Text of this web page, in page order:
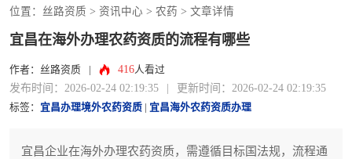
位置： 丝路资质 > 资讯中心 > 农药 > 文章详情
宜昌在海外办理农药资质的流程有哪些
作者：丝路资质 416人看过
发布时间：2026-02-24 02:19:35 更新时间：2026-02-24 02:19:35
标签： 宜昌办理境外农药资质 宜昌海外农药资质办理
宜昌企业在海外办理农药资质，需遵循目标国法规，流程通